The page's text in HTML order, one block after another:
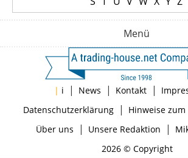
Menü
| i | News | Kontakt |
Datenschutzerklärung| Hinweise
Über uns | Unsere Redaktion |
2026 © Copyright